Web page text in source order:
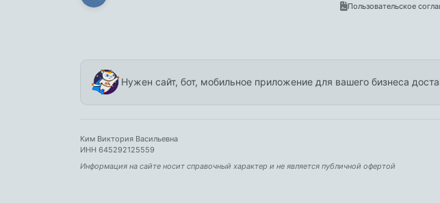
Пользовательское
Нужен сайт, бот, мобильное приложение для вашего бизнеса
Ким Виктория Васильевна
ИНН 645292125559
Информация на сайте носит справочный характер и не является публичной офертой